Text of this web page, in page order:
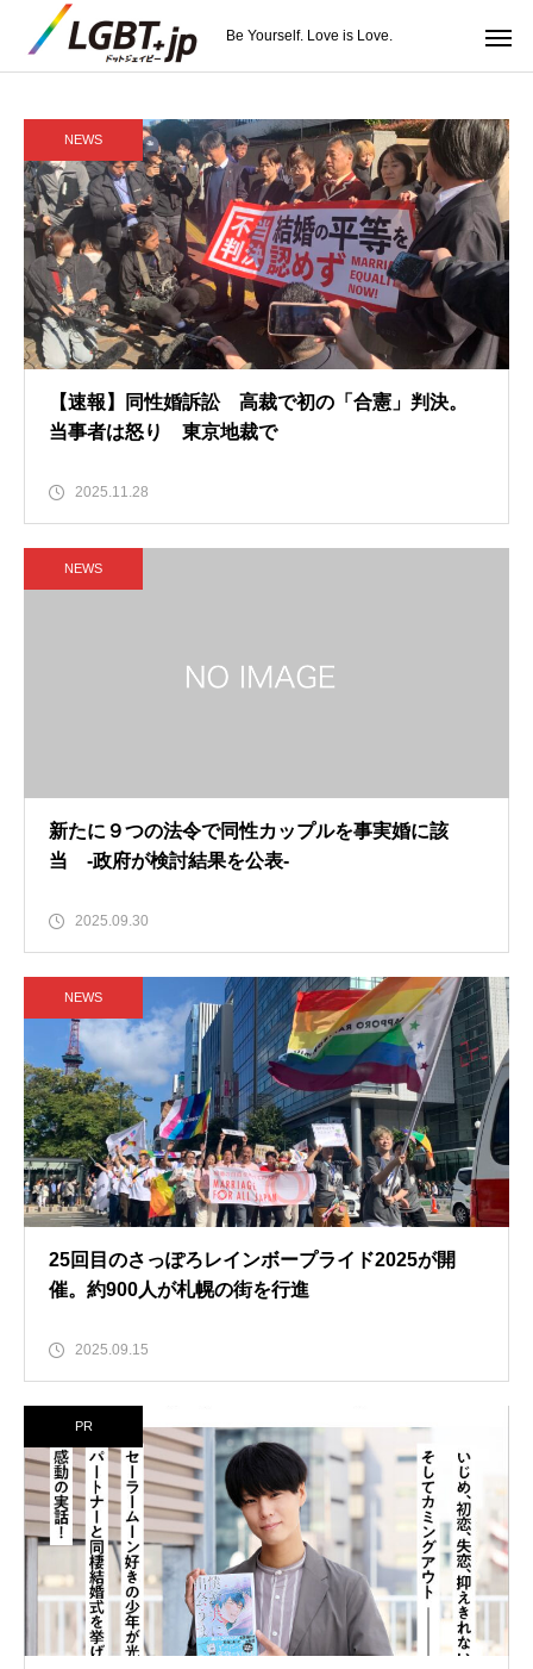
Be Yourself. Love is Love.
NEWS
【速報】同性婚訴訟 高裁で初の「合憲」判決。
当事者は怒り 東京地裁で
2025.11.28
NEWS
新たに９つの法令で同性カップルを事実婚に該
当 -政府が検討結果を公表-
2025.09.30
NEWS
25回目のさっぽろレインボープライド2025が開
催。約900人が札幌の街を行進
2025.09.15
PR